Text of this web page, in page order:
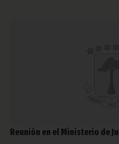
Reunión en el Ministerio de